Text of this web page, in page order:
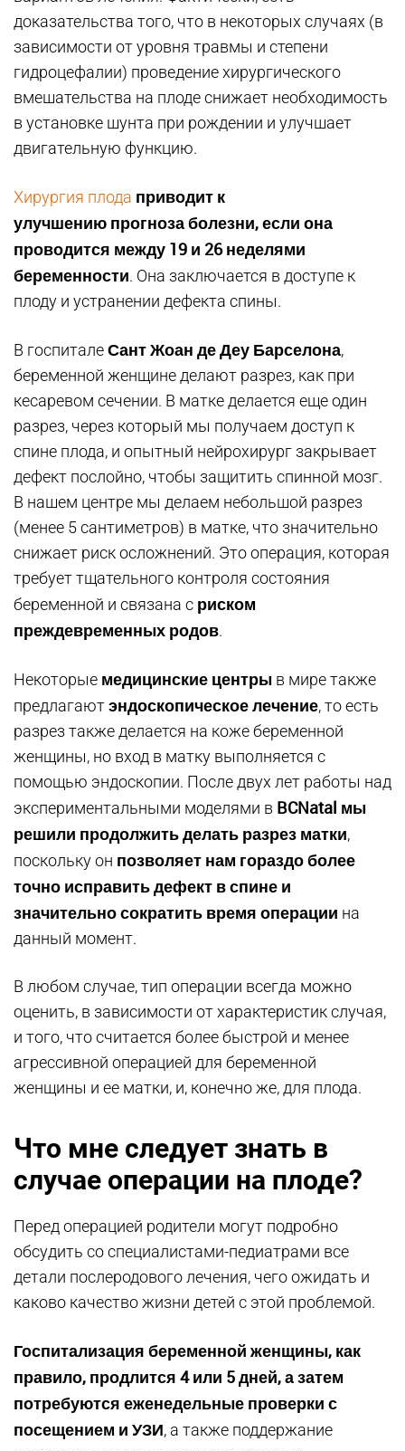
доказательства того, что в некоторых случаях (в
зависимости от уровня травмы и степени
гидроцефалии) проведение хирургического
вмешательства на плоде снижает необходимость
в установке шунта при рождении и улучшает
двигательную функцию.
Хирургия плода приводит к
улучшению прогноза болезни, если она
проводится между 19 и 26 неделями
беременности. Она заключается в доступе к
плоду и устранении дефекта спины.
В госпиталеСант Жоан де Деу Барселона,
беременной женщине делают разрез, как при
кесаревом сечении. В матке делается еще один
разрез, через который мы получаем доступ к
спине плода, и опытный нейрохирург закрывает
дефект послойно, чтобы защитить спинной мозг.
В нашем центре мы делаем небольшой разрез
(менее 5 сантиметров) в матке, что значительно
снижает риск осложнений. Это операция, которая
требует тщательного контроля состояния
беременной и связана с риском
преждевременных родов.
Некоторые медицинские центры в мире также
предлагаютэндоскопическое лечение, то есть
разрез также делается на коже беременной
женщины, но вход в матку выполняется с
помощью эндоскопии. После двух лет работы над
экспериментальными моделями в BCNatal мы
решили продолжить делать разрез матки,
поскольку он позволяет нам гораздо более
точно исправить дефект в спине и
значительно сократить время операции на
данный момент.
В любом случае, тип операции всегда можно
оценить, в зависимости от характеристик случая,
и того, что считается более быстрой и менее
агрессивной операцией для беременной
женщины и ее матки, и, конечно же, для плода.
Что мне следует знать в
случае операции на плоде?
Перед операцией родители могут подробно
обсудить со специалистами-педиатрами все
детали послеродового лечения, чего ожидать и
каково качество жизни детей с этой проблемой.
Госпитализация беременной женщины, как
правило, продлится 4 или 5 дней, а затем
потребуются еженедельные проверки с
посещением и УЗИ, а также поддержание